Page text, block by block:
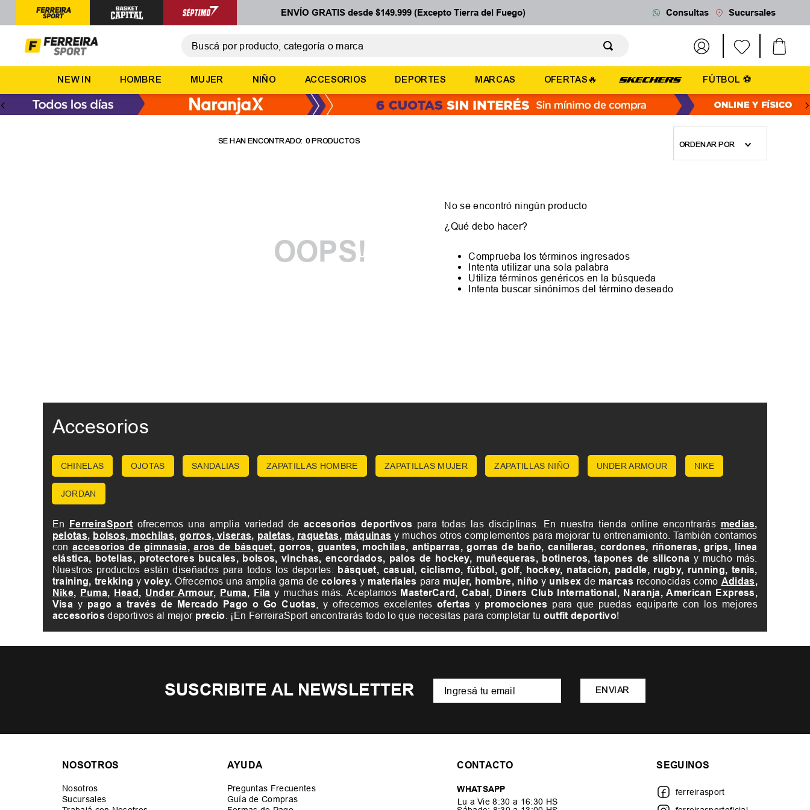
ENVÍO GRATIS desde $149.999 (Excepto Tierra del Fuego) Consultas Sucursales
NEW IN HOMBRE MUJER NIÑO ACCESORIOS DEPORTES MARCAS OFERTAS🔥 FÚTBOL ⚽
0PRODUCTOS ORDENAR POR
OOPS!
No se encontró ningún producto
¿Qué debo hacer?
Comprueba los términos ingresados
Intenta utilizar una sola palabra
Utiliza términos genéricos en la búsqueda
Intenta buscar sinónimos del término deseado
Accesorios
CHINELAS OJOTAS SANDALIAS ZAPATILLAS HOMBRE ZAPATILLAS MUJER ZAPATILLAS NIÑO UNDER ARMOUR NIKE
JORDAN
En FerreiraSport ofrecemos una amplia variedad deaccesorios deportivos para todas las disciplinas. En nuestra tienda online encontrarás medias,
pelotas, bolsos, mochilas,gorros, viseras, paletas, raquetas, máquinas y muchos otros complementos para mejorar tu entrenamiento. También contamos
con accesorios de gimnasia,aros de básquet, gorros, guantes, mochilas, antiparras, gorras de baño, canilleras, cordones, riñoneras, grips, línea
elástica, botellas, protectores bucales, bolsos, vinchas, encordados, palos de hockey, muñequeras, botineros, tapones de silicona y mucho más.
Nuestros productos están diseñados para todos los deportes: básquet, casual, ciclismo, fútbol, golf, hockey, natación, paddle, rugby, running, tenis,
training, trekkingyvoley.Ofrecemos una amplia gama de coloresy materiales para mujer, hombre, niñoy unisexde marcas reconocidas como Adidas,
Nike, Puma, Head, Under Armour, Puma, Fila y muchas más. Aceptamos MasterCard, Cabal, Diners Club International, Naranja, American Express,
Visa y pago a través de Mercado Pago o Go Cuotas , y ofrecemos excelentes ofertas y promociones para que puedas equiparte con los mejores
accesoriosdeportivos al mejor precio . ¡En FerreiraSport encontrarás todo lo que necesitas para completar tu outfit deportivo!
SUSCRIBITE AL NEWSLETTER ENVIAR
NOSOTROS
Nosotros
Sucursales
AYUDA
Preguntas Frecuentes
Guía de Compras
CONTACTO
WHATSAPP
Lu a Vie 8:30 a 16:30 HS
SEGUINOS
ferreirasport
TÉRMINOS MÁS BUSCADOS
2
zapatillas